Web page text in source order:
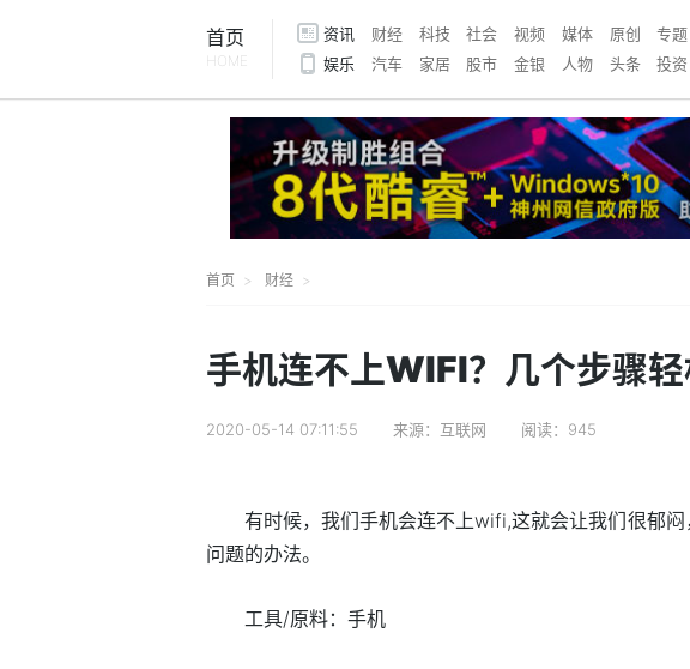
首页
HOME
资讯 财经 科技 社会 视频 媒体 原创 专题
娱乐
汽车 家居 股市 金银 人物 头条 投资
首页 财经
手机连不上WIFI？几个步骤轻
2020-05-14 07:11:55 来源：互联网 阅读：945
有时候，我们手机会连不上wifi,这就会让我们很郁
问题的办法。
工具/原料：手机